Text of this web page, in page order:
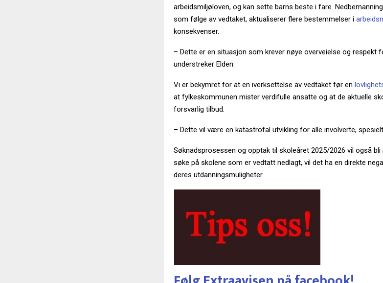
arbeidsmiljøloven, og kan sette barns beste i fare.
som følge av vedtaket, aktualiserer flere bestemmelser i
konsekvenser.
– Dette er en situasjon som krever nøye overveielse og respekt
understreker Elden.
Vi er bekymret for at en iverksettelse av vedtaket før en
at fylkeskommunen mister verdifulle ansatte og at de aktuelle
forsvarlig tilbud.
– Dette vil være en katastrofal utvikling for alle involverte,
Søknadsprosessen og opptak til skoleåret 2025/2026 vil også bli
søke på skolene som er vedtatt nedlagt, vil det ha en direkte
deres utdanningsmuligheter.